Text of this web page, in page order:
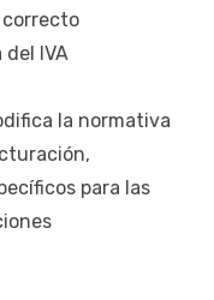
IVA
la normativa
para las